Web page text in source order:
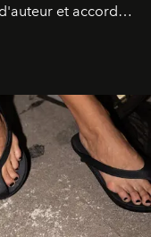
et accords
sensoriel.